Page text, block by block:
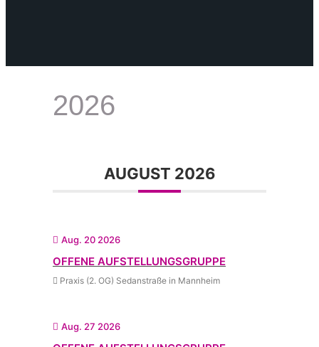
2026
AUGUST 2026
Aug. 20 2026
OFFENE AUFSTELLUNGSGRUPPE
Praxis (2. OG) Sedanstraße in Mannheim
Aug. 27 2026